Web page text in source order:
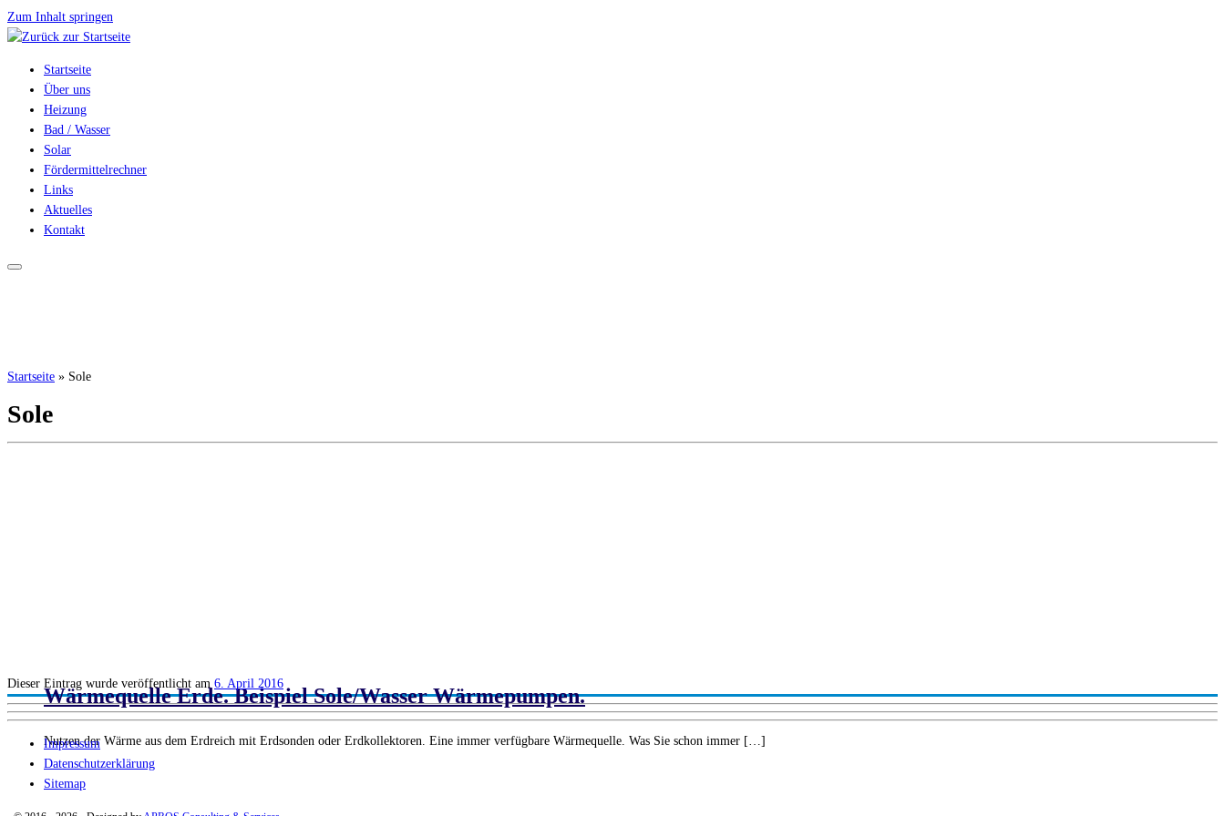
Zum Inhalt springen
Startseite
Über uns
Heizung
Bad / Wasser
Solar
Fördermittelrechner
Links
Aktuelles
Kontakt
Startseite » Sole
Sole
Wärmequelle Erde. Beispiel Sole/Wasser Wärmepumpen.
Nutzen der Wärme aus dem Erdreich mit Erdsonden oder Erdkollektoren. Eine immer verfügbare Wärmequelle. Was Sie schon immer […]
Dieser Eintrag wurde veröffentlicht am 6. April 2016
Impressum
Datenschutzerklärung
Sitemap